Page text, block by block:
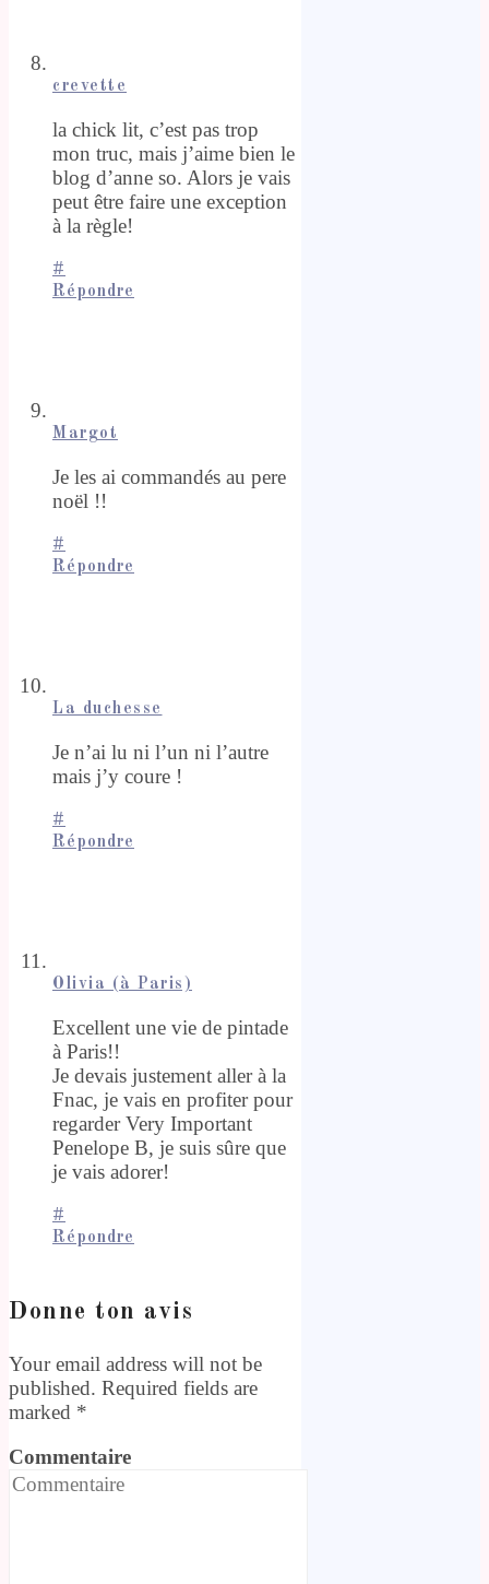
crevette
la chick lit, c’est pas trop
mon truc, mais j’aime bien le
blog d’anne so. Alors je vais
peut être faire une exception
à la règle!
#
Répondre
Margot
Je les ai commandés au pere
noël !!
#
Répondre
La duchesse
Je n’ai lu ni l’un ni l’autre
mais j’y coure !
#
Répondre
Olivia (à Paris)
Excellent une vie de pintade
à Paris!!
Je devais justement aller à la
Fnac, je vais en profiter pour
regarder Very Important
Penelope B, je suis sûre que
je vais adorer!
#
Répondre
Donne ton avis
Your email address will not be
published. Required fields are
marked *
Commentaire